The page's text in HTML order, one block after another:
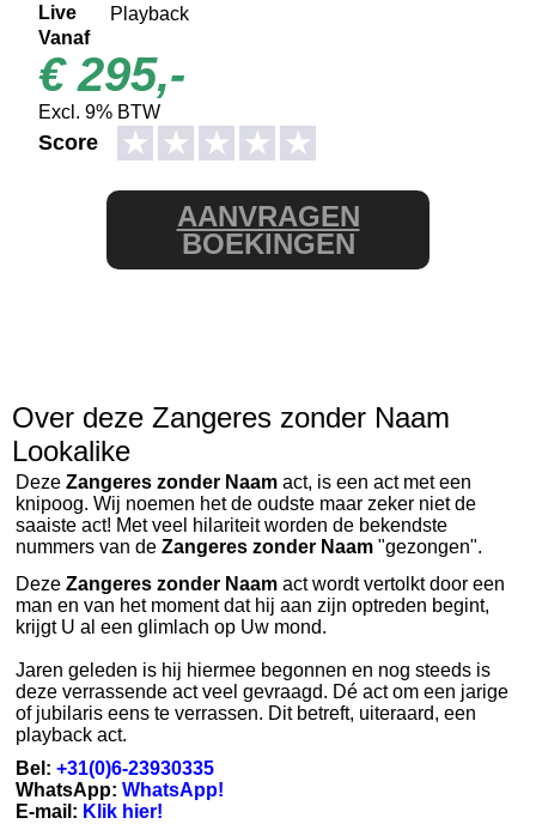
Live
Playback
Vanaf
€ 295,-
Excl. 9% BTW
Score ★ ★ ★ ★ ★
AANVRAGEN
BOEKINGEN
Over deze Zangeres zonder Naam
Lookalike
Deze Zangeres zonder Naam act, is een act met een
knipoog. Wij noemen het de oudste maar zeker niet de
saaiste act! Met veel hilariteit worden de bekendste
nummers van de Zangeres zonder Naam "gezongen".
Deze Zangeres zonder Naam act wordt vertolkt door een
man en van het moment dat hij aan zijn optreden begint,
krijgt U al een glimlach op Uw mond.
Jaren geleden is hij hiermee begonnen en nog steeds is
deze verrassende act veel gevraagd. Dé act om een jarige
of jubilaris eens te verrassen. Dit betreft, uiteraard, een
playback act.
Bel: +31(0)6-23930335
WhatsApp: WhatsApp!
E-mail: Klik hier!